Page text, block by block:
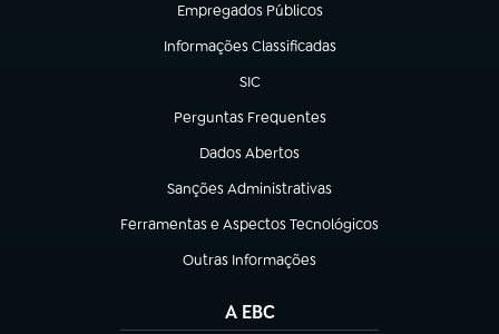
Empregados Públicos
(abre em nova aba)
Informações Classificadas
(abre em nova aba)
SIC
(abre em nova aba)
Perguntas Frequentes
(abre em nova aba)
Dados Abertos
(abre em nova aba)
Sanções Administrativas
(abre em nova aba)
Ferramentas e Aspectos Tecnológicos
(abre em nova aba)
Outras Informações
(abre em nova aba)
A EBC